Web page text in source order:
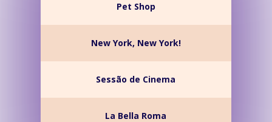
Pet Shop
New York, New York!
Sessão de Cinema
La Bella Roma